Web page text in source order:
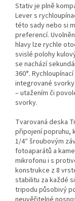
Stativ je plně
Lever s
této sady nebo si
preferencí.
hlavy lze rychle
svislé polohy
se nachází
360°.
integrované
– utažením či
svorky.
Tvarovaná deska
připojení popruhu,
1/4″ šroubovým
fotoaparátů a
mikrofonu i s
konstrukce z 8
stabilitu za každé
tripodu působivý